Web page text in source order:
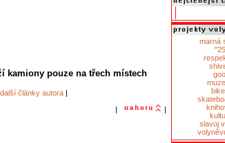
kamiony pouze na třech místech
další články autora|
|
|
marná
slavoj